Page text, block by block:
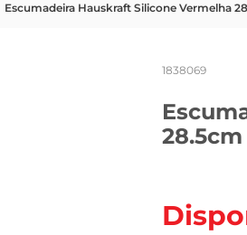
Escumadeira Hauskraft Silicone Vermelha
1838069
28.5cm